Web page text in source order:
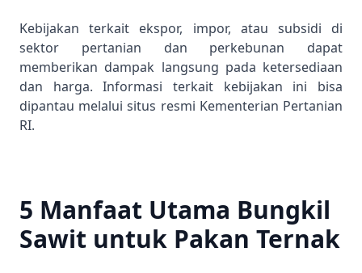
Kebijakan terkait ekspor, impor, atau subsidi di
sektor pertanian dan perkebunan dapat
memberikan dampak langsung pada ketersediaan
dan harga. Informasi terkait kebijakan ini bisa
dipantau melalui situs resmi Kementerian Pertanian
RI.
5 Manfaat Utama Bungkil
Sawit untuk Pakan Ternak